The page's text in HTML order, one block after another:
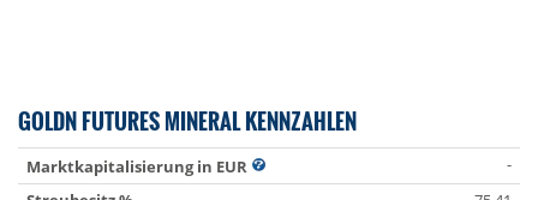
GOLDN FUTURES MINERAL KENNZAHLEN
Marktkapitalisierung in EUR
-